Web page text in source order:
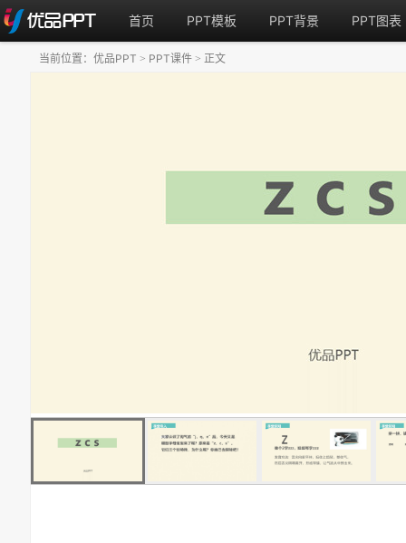
首页 PPT模板 PPT背景 PPT图表
当前位置： 优品PPT > PPT课件 > 正文